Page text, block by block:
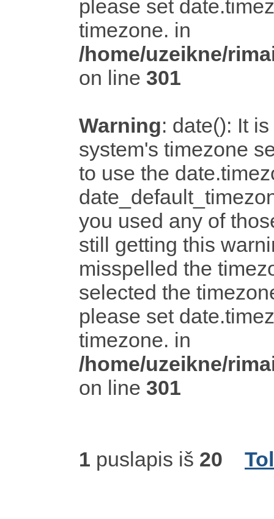
please set
timezone. in
/home/uzeikne/
on line 301
Warning: date(): It
system's timezone
to use the
you used any of
still getting this
misspelled the
selected the
please set
timezone. in
/home/uzeikne/
on line 301
1 puslapis iš 20